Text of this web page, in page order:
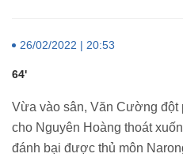
26/02/2022 | 20:53
64'
Vừa vào sân, Văn Cường đột
cho Nguyên Hoàng thoát
đánh bại được thủ môn